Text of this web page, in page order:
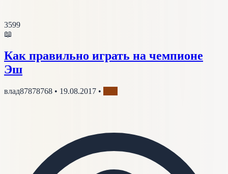
3599
📖
Как правильно играть на чемпионе
Эш
влад87878768 • 19.08.2017 •